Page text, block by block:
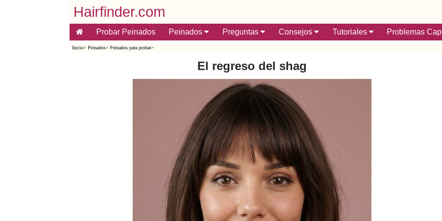
Hairfinder.com
Probar Peinados Peinados Preguntas Consejos Tutoriales Problemas
Inicio> Peinados> Peinados para probar>
El regreso del shag